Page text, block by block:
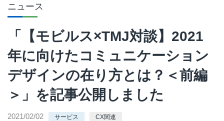
ニュース
「【モビルス×TMJ対談】2021
年に向けたコミュニケーション
デザインの在り方とは？＜前編
＞」を記事公開しました
2021/02/02 サービス CX関連